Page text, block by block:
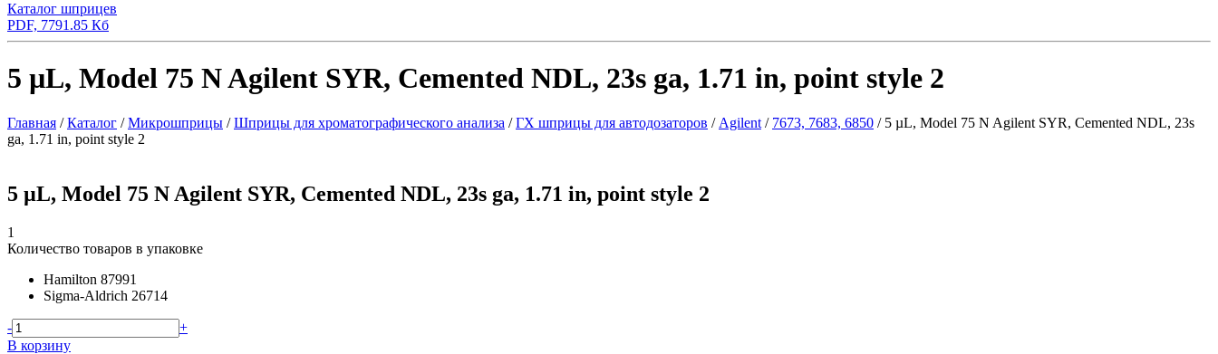
Каталог шприцев
PDF, 7791.85 Кб
5 µL, Model 75 N Agilent SYR, Cemented NDL, 23s ga, 1.71 in, point style 2
Главная /Каталог /Микрошприцы /Шприцы для хроматографического анализа /ГХ шприцы для автодозаторов / Agilent / 7673, 7683, 6850 / 5 µL, Model 75 N Agilent SYR, Cemented NDL, 23s
ga, 1.71 in, point style 2
5 µL, Model 75 N Agilent SYR, Cemented NDL, 23s ga, 1.71 in, point style 2
1
Количество товаров в упаковке
Hamilton 87991
Sigma-Aldrich 26714
-
+
В корзину